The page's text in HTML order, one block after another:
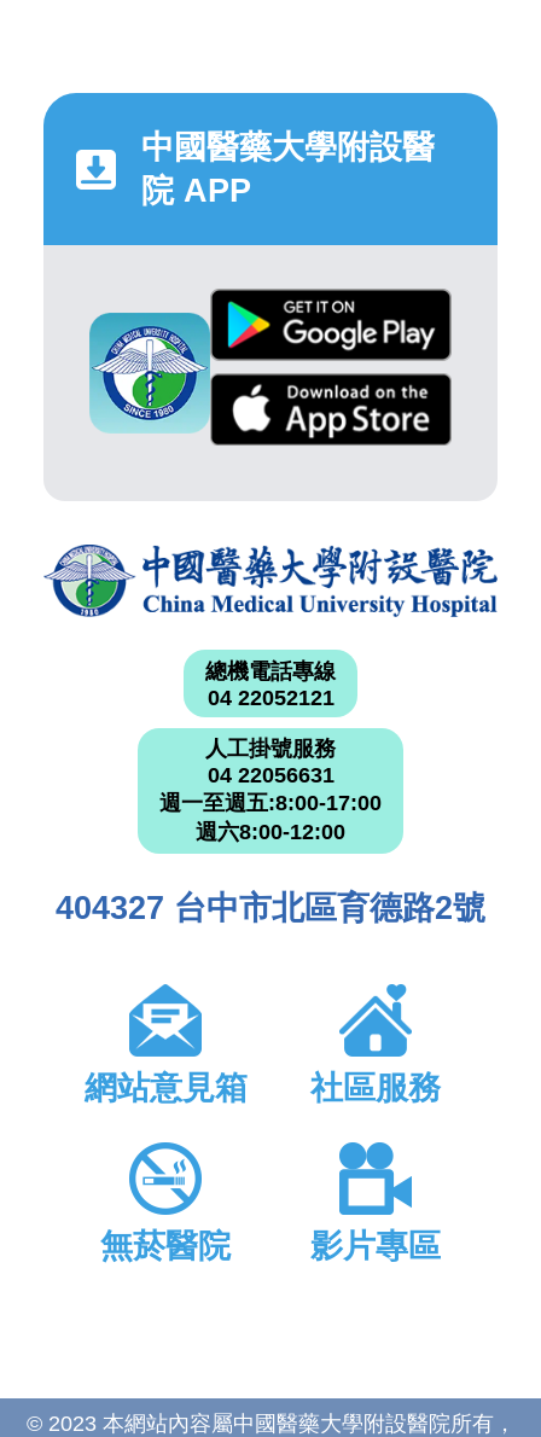
中國醫藥大學附設醫
院 APP
總機電話專線
04 22052121
人工掛號服務
04 22056631
週一至週五:8:00-17:00
週六8:00-12:00
404327 台中市北區育德路2號
網站意見箱 社區服務
無菸醫院 影片專區
© 2023 本網站內容屬中國醫藥大學附設醫院所有，